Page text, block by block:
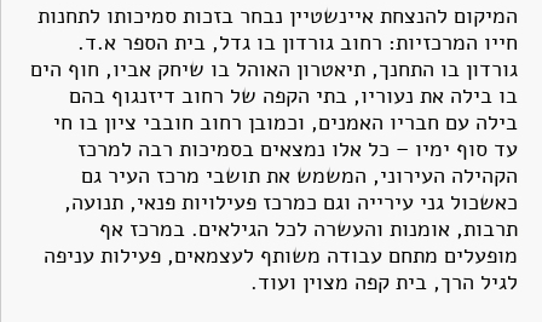
המיקום להנצחת איינשטיין נבחר בזכות סמיכותו לתחנות
חייו המרכזיות: רחוב גורדון בו גדל, בית הספר א.ד.
גורדון בו התחנך, תיאטרון האוהל בו שיחק אביו, חוף הים
בו בילה את נעוריו, בתי הקפה של רחוב דיזנגוף בהם
בילה עם חבריו האמנים, וכמובן רחוב חובבי ציון בו חי
עד סוף ימיו – כל אלו נמצאים בסמיכות רבה למרכז
הקהילה העירוני, המשמש את תושבי מרכז העיר גם
כאשכול גני עירייה וגם כמרכז פעילויות פנאי, תנועה,
תרבות, אומנות והעשרה לכל הגילאים. במרכז אף
מופעלים מתחם עבודה משותף לעצמאים, פעילות עניפה
לגיל הרך, בית קפה מצוין ועוד.